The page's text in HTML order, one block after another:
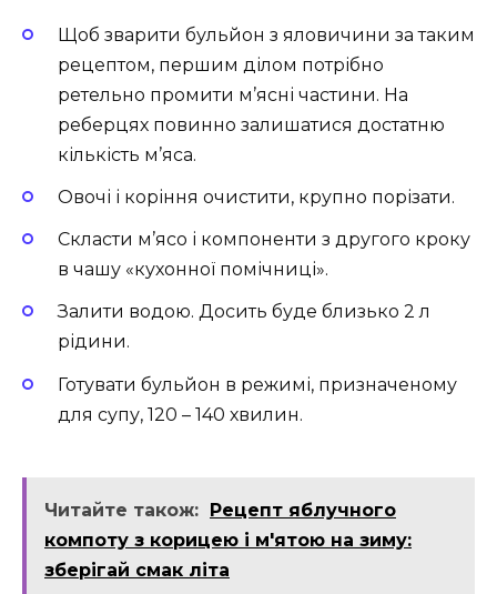
Щоб зварити бульйон з яловичини за таким
рецептом, першим ділом потрібно
ретельно промити м’ясні частини. На
реберцях повинно залишатися достатню
кількість м’яса.
Овочі і коріння очистити, крупно порізати.
Скласти м’ясо і компоненти з другого кроку
в чашу «кухонної помічниці».
Залити водою. Досить буде близько 2 л
рідини.
Готувати бульйон в режимі, призначеному
для супу, 120 – 140 хвилин.
Читайте також: Рецепт яблучного
компоту з корицею і м'ятою на зиму:
зберігай смак літа